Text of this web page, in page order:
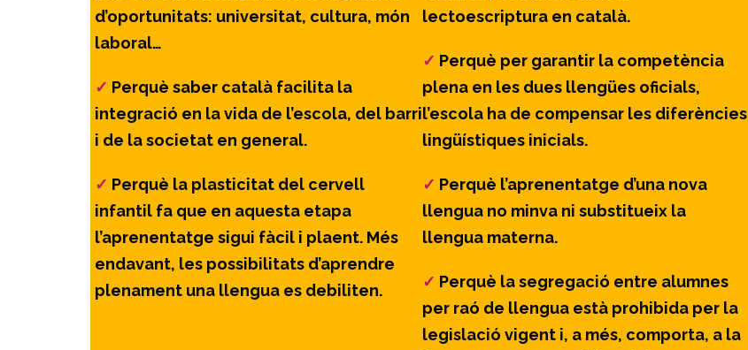
d’oportunitats: universitat, cultura, món
laboral…
✓ Perquè saber català facilita la
integració en la vida de l’escola, del barri
i de la societat en general.
✓ Perquè la plasticitat del cervell
infantil fa que en aquesta etapa
l’aprenentatge sigui fàcil i plaent. Més
endavant, les possibilitats d’aprendre
plenament una llengua es debiliten.
lectoescriptura en català.
✓ Perquè per garantir la competència
plena en les dues llengües oficials,
l’escola ha de compensar les diferències
lingüístiques inicials.
✓ Perquè l’aprenentatge d’una nova
llengua no minva ni substitueix la
llengua materna.
✓ Perquè la segregació entre alumnes
per raó de llengua està prohibida per la
legislació vigent i, a més, comporta, a la